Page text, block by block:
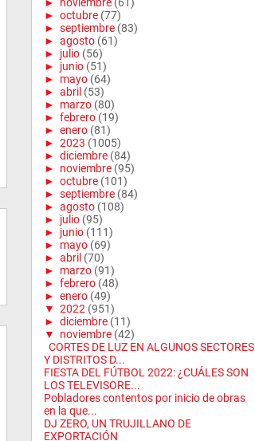
► octubre (77)
► septiembre (83)
► agosto (61)
► julio (56)
► junio (51)
► mayo (64)
► abril (53)
► marzo (80)
► febrero (19)
► enero (81)
► 2023 (1005)
► diciembre (84)
► noviembre (95)
► octubre (101)
► septiembre (84)
► agosto (108)
► julio (95)
► junio (111)
► mayo (69)
► abril (70)
► marzo (91)
► febrero (48)
► enero (49)
▼ 2022 (951)
► diciembre (11)
▼
noviembre (42)
CORTES DE LUZ EN ALGUNOS SECTORES
Y DISTRITOS D...
FIESTA DEL FÚTBOL 2022: ¿CUÁLES SON
LOS TELEVISORE...
Pobladores contentos por inicio de obras
en la que...
DJ ZERO, UN TRUJILLANO DE
EXPORTACIÓN